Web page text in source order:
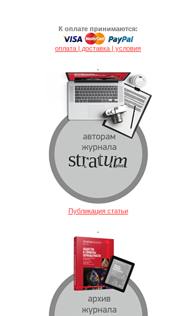
К оплате принимаются:
оплата | доставка | условия
.
Публикация статьи
.